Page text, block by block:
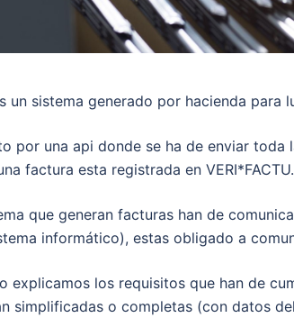
un sistema generado por hacienda para
por una api donde se ha de enviar
factura esta registrada en VERI*FACTU.
que generan facturas han de
informático), estas obligado a
explicamos los requisitos que han de
simplificadas o completas (con datos